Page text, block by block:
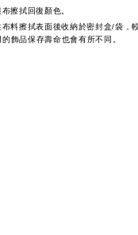
擦拭回復顏色。
料擦拭表面後收納於密封盒/袋，
飾品保存壽命也會有所不同。